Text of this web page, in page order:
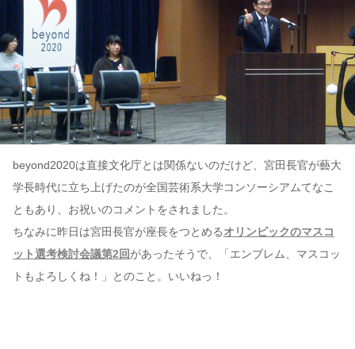
beyond2020は直接文化庁とは関係ないのだけど、宮田長官が藝大
学長時代に立ち上げたのが全国芸術系大学コンソーシアムてなこ
ともあり、お祝いのコメントをされました。
ちなみに昨日は宮田長官が座長をつとめるオリンピックのマスコ
ット選考検討会議第2回があったそうで、「エンブレム、マスコッ
トもよろしくね！」とのこと。いいねっ！